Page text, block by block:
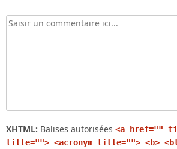
XHTML: Balises autorisées <a href=""
title=""> <acronym title=""> <b>